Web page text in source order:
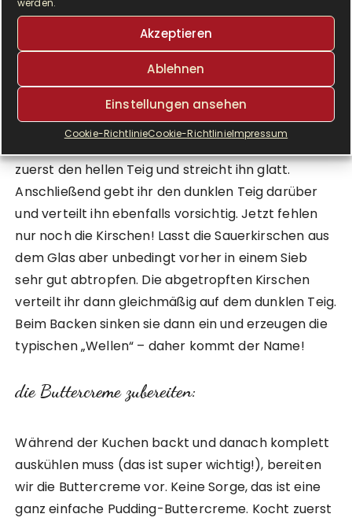
werden.
Akzeptieren
Ablehnen
Einstellungen ansehen
Cookie-RichtlinieCookie-RichtlinieImpressum
​Jetzt kommt der „Marmor“-Effekt: Teilt den Teig in
zwei Hälften. Unter die eine Hälfte rührt ihr das
Kakaopulver und einen zusätzlichen Schuss Milch,
damit der dunkle Teig schön geschmeidig bleibt.
​Nehmt euch ein Backblech, fettet es gut ein oder
zuerst den hellen Teig und streicht ihn glatt.
Anschließend gebt ihr den dunklen Teig darüber
und verteilt ihn ebenfalls vorsichtig. Jetzt fehlen
nur noch die Kirschen! Lasst die Sauerkirschen aus
dem Glas aber unbedingt vorher in einem Sieb
sehr gut abtropfen. Die abgetropften Kirschen
verteilt ihr dann gleichmäßig auf dem dunklen Teig.
Beim Backen sinken sie dann ein und erzeugen die
typischen „Wellen“ – daher kommt der Name!
die Buttercreme zubereiten:
Während der Kuchen backt und danach komplett
auskühlen muss (das ist super wichtig!), bereiten
wir die Buttercreme vor. Keine Sorge, das ist eine
ganz einfache Pudding-Buttercreme. Kocht zuerst